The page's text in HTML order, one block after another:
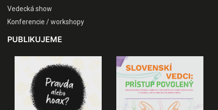
Vedecká show
Konferencie / workshopy
PUBLIKUJEME